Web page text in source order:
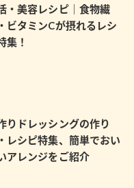
中華
おすしの素
カイブ）
・美容レシピ｜食物繊
ビタミンCが摂れるレシ
集！
りドレッシングの作り
レシピ特集、簡単でおい
アレンジをご紹介